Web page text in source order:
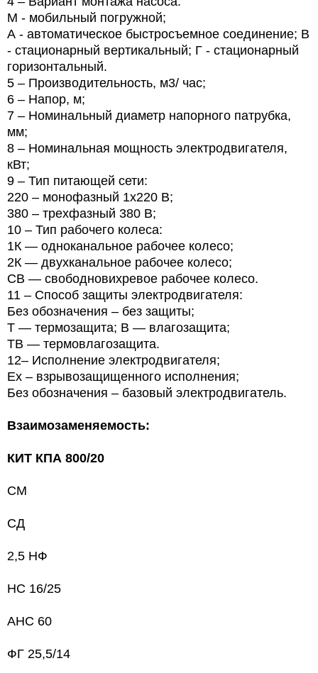
М - мобильный погружной;
А - автоматическое быстросъемное соединение; В
- стационарный вертикальный; Г - стационарный
горизонтальный.
5 – Производительность, м3/ час;
6 – Напор, м;
7 – Номинальный диаметр напорного патрубка,
мм;
8 – Номинальная мощность электродвигателя,
кВт;
9 – Тип питающей сети:
220 – монофазный 1х220 В;
380 – трехфазный 380 В;
10 – Тип рабочего колеса:
1К — одноканальное рабочее колесо;
2К — двухканальное рабочее колесо;
СВ — свободновихревое рабочее колесо.
11 – Способ защиты электродвигателя:
Без обозначения – без защиты;
Т — термозащита; В — влагозащита;
ТВ — термовлагозащита.
12– Исполнение электродвигателя;
Ех – взрывозащищенного исполнения;
Без обозначения – базовый электродвигатель.
Взаимозаменяемость:
КИТ КПА 800/20
СМ
СД
2,5 НФ
НС 16/25
АНС 60
ФГ 25,5/14